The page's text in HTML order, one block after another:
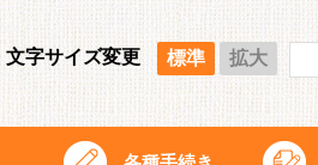
文字サイズ変更 標準 拡大